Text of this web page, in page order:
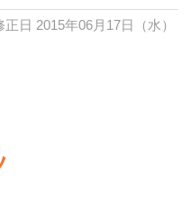
正日 2015年06月17日（水）